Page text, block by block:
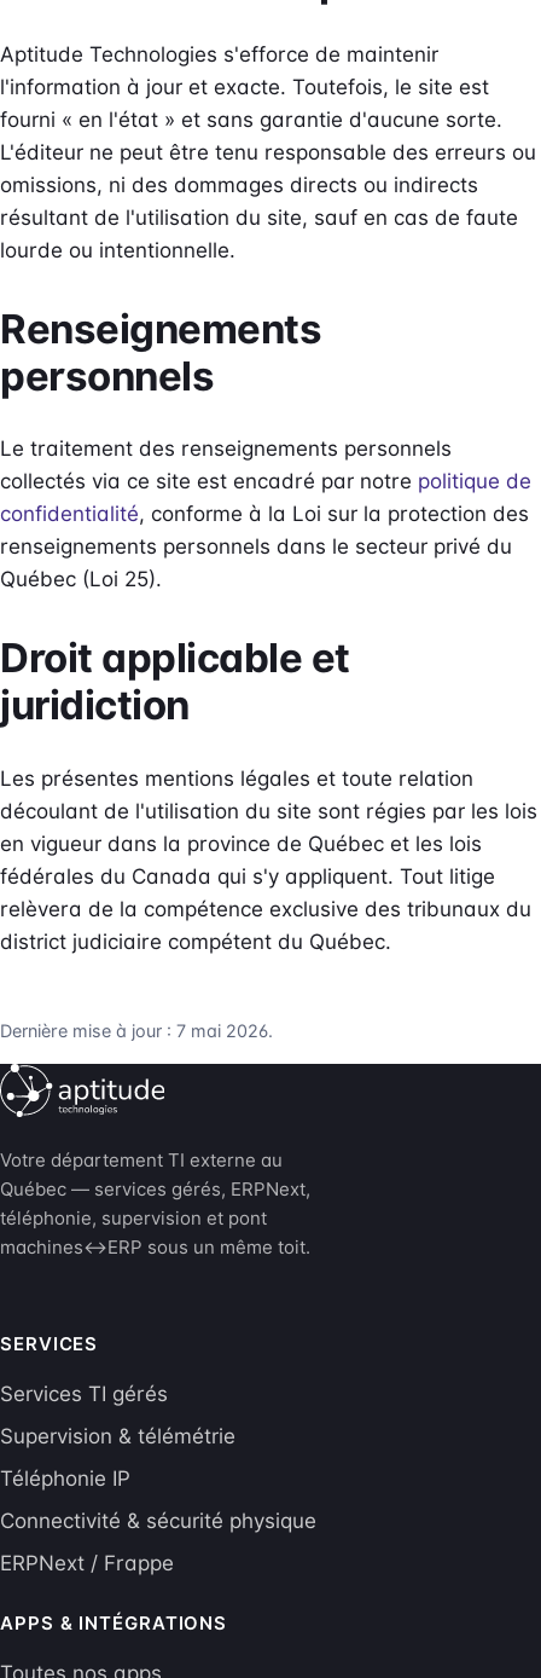
Aptitude Technologies s'efforce de maintenir
l'information à jour et exacte. Toutefois, le site est
fourni « en l'état » et sans garantie d'aucune sorte.
L'éditeur ne peut être tenu responsable des erreurs ou
omissions, ni des dommages directs ou indirects
résultant de l'utilisation du site, sauf en cas de faute
lourde ou intentionnelle.
Renseignements
personnels
Le traitement des renseignements personnels
collectés via ce site est encadré par notre politique de
confidentialité, conforme à la Loi sur la protection des
renseignements personnels dans le secteur privé du
Québec (Loi 25).
Droit applicable et
juridiction
Les présentes mentions légales et toute relation
découlant de l'utilisation du site sont régies par les lois
en vigueur dans la province de Québec et les lois
fédérales du Canada qui s'y appliquent. Tout litige
relèvera de la compétence exclusive des tribunaux du
district judiciaire compétent du Québec.
Dernière mise à jour : 7 mai 2026.
Votre département TI externe au
Québec — services gérés, ERPNext,
téléphonie, supervision et pont
machines↔ERP sous un même toit.
SERVICES
Services TI gérés
Supervision & télémétrie
Téléphonie IP
Connectivité & sécurité physique
ERPNext / Frappe
APPS & INTÉGRATIONS
Toutes nos apps